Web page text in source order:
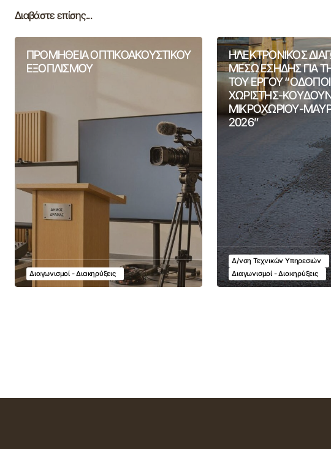
Διαβάστε επίσης...
ΠΡΟΜΗΘΕΙΑ ΟΠΤΙΚΟΑΚΟΥΣΤΙΚΟΥ
ΕΞΟΠΛΙΣΜΟΥ
Διαγωνισμοί - Διακηρύξεις
ΗΛΕΚΤΡΟΝΙΚΟΣ
ΜΕΣΩ ΕΣΗΔΗΣ ΓΙΑ
ΤΟΥ ΕΡΓΟΥ
ΧΩΡΙΣΤΗΣ-
ΜΙΚΡΟΧΩΡΙΟΥ-
2026”
Δ/νση Τεχνικών Υπηρεσιών
Διαγωνισμοί - Διακηρύξεις